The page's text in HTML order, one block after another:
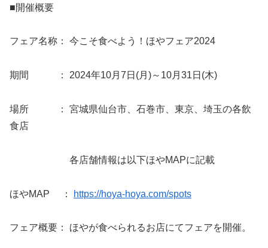
■開催概要
フェア名称： 今こそ食べよう！ほやフェア2024
期間 ： 2024年10月7日(月)～10月31日(木)
場所 ： 宮城県仙台市、石巻市、東京、埼玉の各飲
食店
各店舗情報は以下ほやMAPに記載
ほやMAP ： https://hoya-hoya.com/spots
フェア概要： ほやが食べられるお店にてフェアを開催。